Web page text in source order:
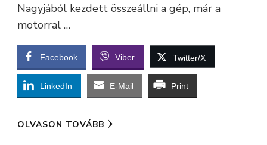
Nagyjából kezdett összeállni a gép, már a
motorral …
Facebook Viber Twitter/X
LinkedIn E-Mail Print
OLVASON TOVÁBB